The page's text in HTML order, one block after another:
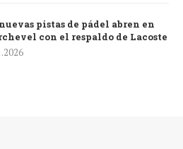
pistas de pádel abren en
con el respaldo de Lacoste